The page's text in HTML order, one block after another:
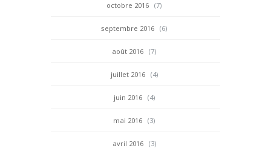
octobre 2016 (7)
septembre 2016 (6)
août 2016 (7)
juillet 2016 (4)
juin 2016 (4)
mai 2016 (3)
avril 2016 (3)